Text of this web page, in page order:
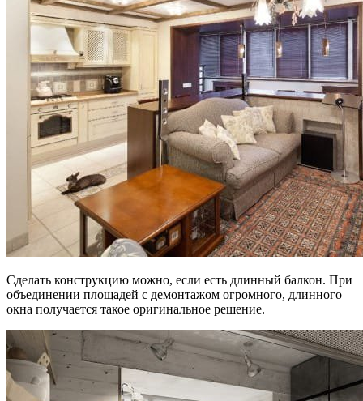
Сделать конструкцию можно, если есть длинный балкон. При
объединении площадей с демонтажом огромного, длинного
окна получается такое оригинальное решение.